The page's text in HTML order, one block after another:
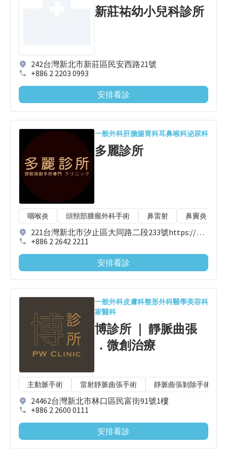
新莊祐幼小兒科診所
242台灣新北市新莊區民安西路21號
+886 2 2203 0993
安排看診
一般外科肝膽腸胃科耳鼻喉科泌尿科
多麗診所
咽喉炎 頭頸部腫瘤外科手術 鼻雷射 鼻竇炎
221台灣新北市汐止區大同路二段233號https://www.doryclinic.com1樓
+886 2 2642 2211
安排看診
一般外科皮膚科整形外科醫學美容科
家醫科
博診所 ｜ 靜脈曲張
．微創治療
主動脈手術 雷射靜脈曲張手術 靜脈曲張剝除手術
24462台灣新北市林口區民富街91號1樓
+886 2 2600 0111
安排看診